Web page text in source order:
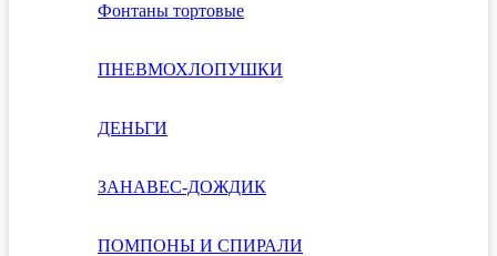
Фонтаны тортовые
ПНЕВМОХЛОПУШКИ
ДЕНЬГИ
ЗАНАВЕС-ДОЖДИК
ПОМПОНЫ И СПИРАЛИ